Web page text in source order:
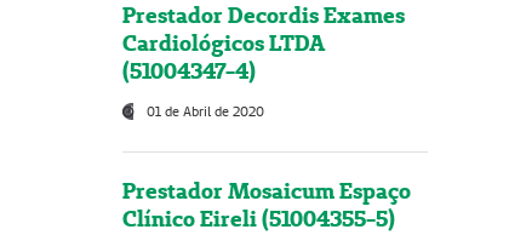
Prestador Decordis Exames
Cardiológicos LTDA
(51004347-4)
01 de Abril de 2020
Prestador Mosaicum Espaço
Clínico Eireli (51004355-5)